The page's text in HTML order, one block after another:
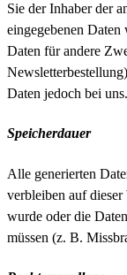
Sie der Inhaber der
eingegebenen
Daten für andere
Daten jedoch bei uns.
Speicherdauer
Alle generierten
verbleiben auf
wurde oder die
müssen (z. B.